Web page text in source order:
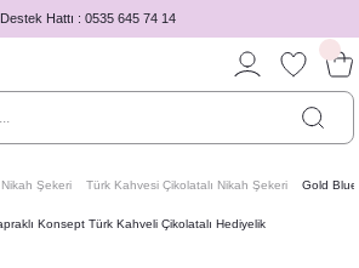
Destek Hattı : 0535 645 74 14
Nikah Şekeri Türk Kahvesi Çikolatalı Nikah Şekeri Gold Blue